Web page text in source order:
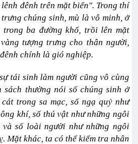
đênh trên mặt biển". Trong thí
chúng sinh, mù là vô minh, ở
ba đường khổ, trồi lên mặt
tượng trưng cho thân người,
chính là gió nghiệp.
tái sinh làm người cũng vô cùng
sách thường nói số chúng sinh ở
trong sa mạc, số ngạ quỷ như
khí, số thú vật như những ngôi
số loài người như những ngôi
Mặt khác, ta có thể kiểm tra nhân